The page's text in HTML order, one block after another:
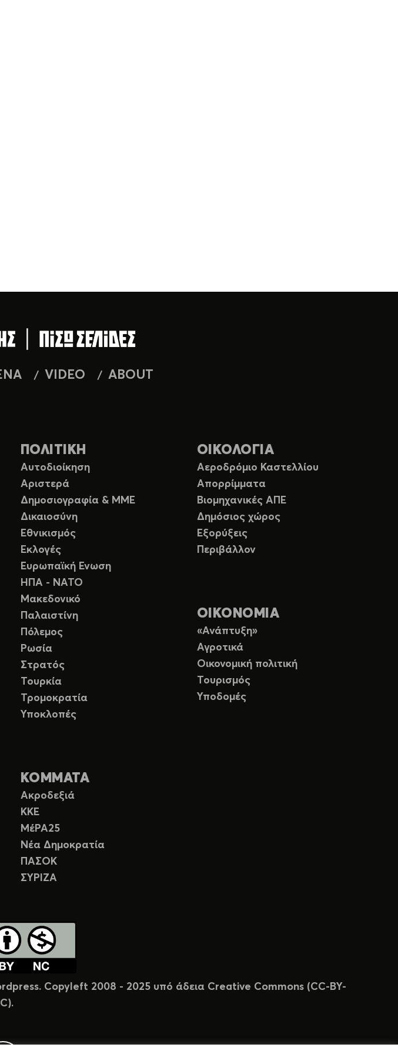
VIDEO ABOUT
ΠΟΛΙΤΙΚΗ
Αυτοδιοίκηση
Αριστερά
Δημοσιογραφία & ΜΜΕ
Δικαιοσύνη
Εθνικισμός
Εκλογές
Ευρωπαϊκή Ενωση
ΗΠΑ - ΝΑΤΟ
Μακεδονικό
Παλαιστίνη
Πόλεμος
Ρωσία
Στρατός
Τουρκία
Τρομοκρατία
Υποκλοπές
ΚΟΜΜΑΤΑ
Ακροδεξιά
ΚΚΕ
ΜέΡΑ25
Νέα Δημοκρατία
ΠΑΣΟΚ
ΣΥΡΙΖΑ
ΟΙΚΟΛΟΓΙΑ
Αεροδρόμιο Καστελλίου
Απορρίμματα
Βιομηχανικές ΑΠΕ
Δημόσιος χώρος
Εξορύξεις
Περιβάλλον
ΟΙΚΟΝΟΜΙΑ
«Ανάπτυξη»
Αγροτικά
Οικονομική πολιτική
Τουρισμός
Υποδομές
Copyleft 2008 - 2025 υπό άδεια Creative Commons (CC-BY-